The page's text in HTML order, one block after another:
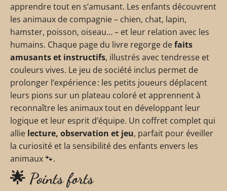
apprendre tout en s’amusant. Les enfants découvrent
les animaux de compagnie – chien, chat, lapin,
hamster, poisson, oiseau… – et leur relation avec les
humains. Chaque page du livre regorge defaits
amusants et instructifs, illustrés avec tendresse et
couleurs vives. Le jeu de société inclus permet de
prolonger l’expérience : les petits joueurs déplacent
leurs pions sur un plateau coloré et apprennent à
reconnaître les animaux tout en développant leur
logique et leur esprit d’équipe. Un coffret complet qui
allie lecture, observation et jeu, parfait pour éveiller
la curiosité et la sensibilité des enfants envers les
animaux 🐾.
🌟 Points forts